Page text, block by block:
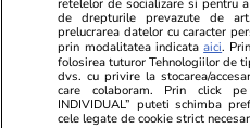
Știri Externe
Un angajat Leroy
ani de muncă, a
retelelor de socializare si pentru
de drepturile prevazute de
prelucrarea datelor cu caracter
prin modalitatea indicataaici.
folosirea tuturor Tehnologiilor de
dvs. cu privire la stocarea/
care colaboram. Prin click pe
INDIVIDUAL” puteti schimba
cele legate de cookie strict